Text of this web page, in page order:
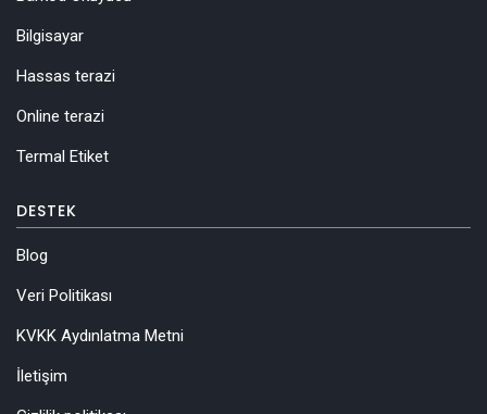
Bilgisayar
Hassas terazi
Online terazi
Termal Etiket
DESTEK
Blog
Veri Politikası
KVKK Aydınlatma Metni
İletişim